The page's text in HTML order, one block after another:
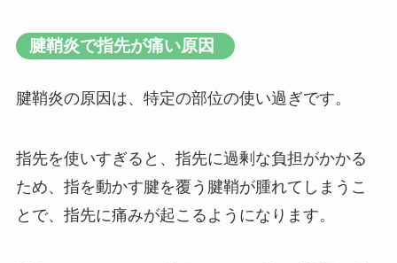
腱鞘炎で指先が痛い原因
腱鞘炎の原因は、特定の部位の使い過ぎです。
指先を使いすぎると、指先に過剰な負担がかかる
ため、指を動かす腱を覆う腱鞘が腫れてしまうこ
とで、指先に痛みが起こるようになります。